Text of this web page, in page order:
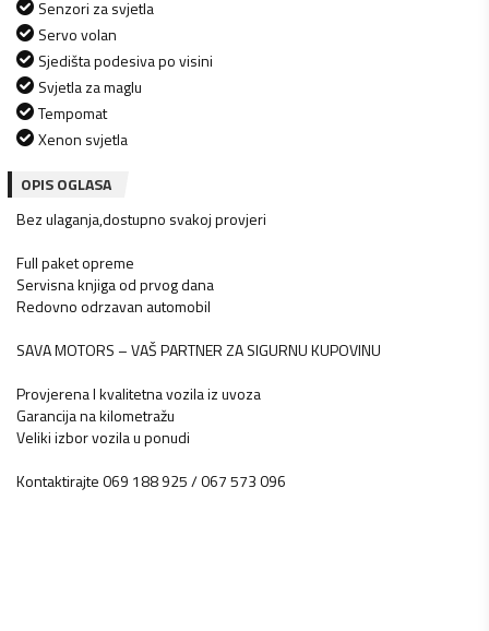
Senzori za svjetla
Servo volan
Sjedišta podesiva po visini
Svjetla za maglu
Tempomat
Xenon svjetla
OPIS OGLASA
Bez ulaganja,dostupno svakoj provjeri
Full paket opreme
Servisna knjiga od prvog dana
Redovno odrzavan automobil
SAVA MOTORS – VAŠ PARTNER ZA SIGURNU KUPOVINU
Provjerena I kvalitetna vozila iz uvoza
Garancija na kilometražu
Veliki izbor vozila u ponudi
Kontaktirajte 069 188 925 / 067 573 096